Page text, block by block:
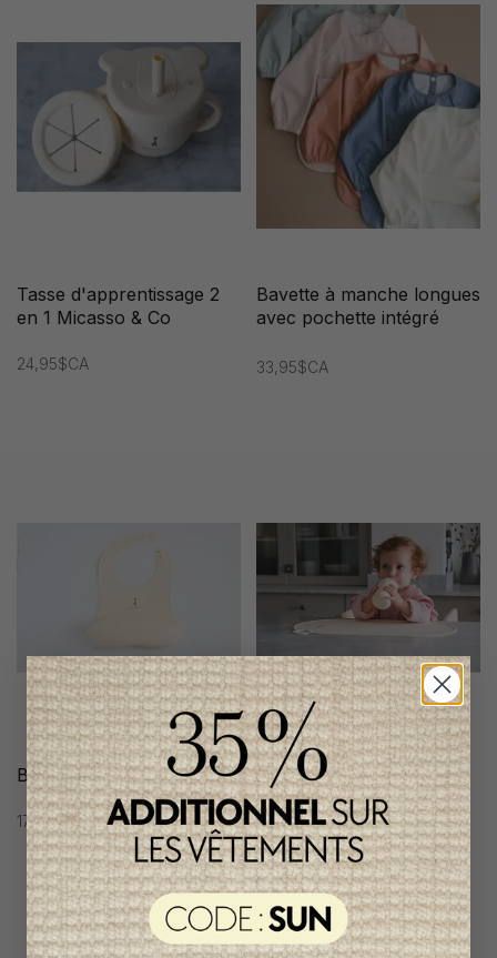
Tasse d'apprentissage 2
en 1 Micasso & Co
24,95$CA
Bavette à manche longues
avec pochette intégré
33,95$CA
Bavoir Micasso & Co
17,95$CA
Napperon en Silicone
Micasso & Co
19,95$CA